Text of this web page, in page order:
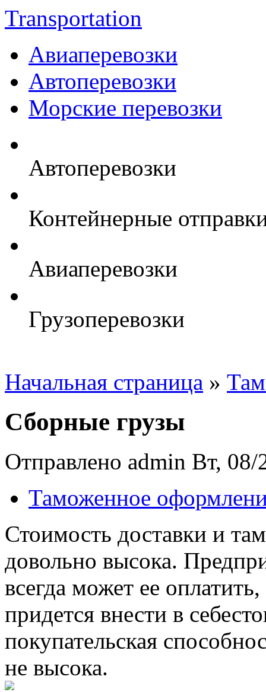
Transportation
Авиаперевозки
Автоперевозки
Морские перевозки
Автоперевозки
Контейнерные
Авиаперевозки
Грузоперевозки
Начальная страница »
Сборные грузы
Отправлено admin Вт,
Таможенное
Стоимость доставки и
довольно высока.
всегда может ее
придется внести в
покупательская
не высока.